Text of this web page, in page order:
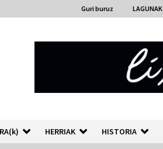
Guri buruz LAGUNAK
HERRIAK HISTORIA